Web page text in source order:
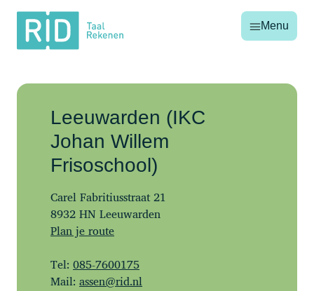
RID
Taal
Rekenen
Menu
Leeuwarden (IKC
Johan Willem
Frisoschool)
Carel Fabritiusstraat 21
8932 HN Leeuwarden
Plan je route
Tel: 085-7600175
Mail: assen@rid.nl